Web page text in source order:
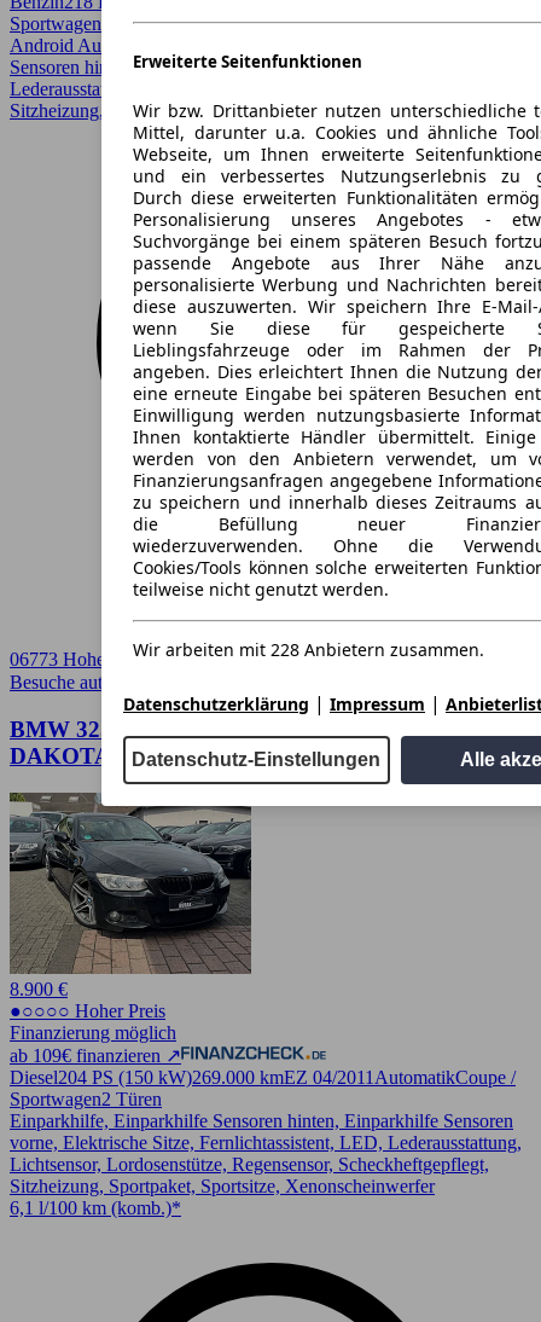
Sportwagen 2 Türen
Android Auto, Apple CarPlay, CarPlay, Einparkhilfe, Einparkhilfe
Sensoren hinten, Einparkhilfe Sensoren vorne, Elektrische Sitze,
Lederausstattung, Panoramadach, Regensensor, Schiebedach,
Sitzheizung, Sportpaket, Sportsitze, Xenonscheinwerfer
06773 Hohenlubast (Gräfenhainichen)
Besuche autoscout24.de
BMW 325 d Coupe 3.0/ M-PAKET/ LEDER
DAKOTA OYSTER
8.900 €
●○○○○ Hoher Preis
Finanzierung möglich
ab 109€ finanzieren ↗
Diesel204 PS (150 kW)269.000 kmEZ 04/2011 AutomatikCoupe /
Sportwagen2 Türen
Einparkhilfe, Einparkhilfe Sensoren hinten, Einparkhilfe Sensoren
vorne, Elektrische Sitze, Fernlichtassistent, LED, Lederausstattung,
Lichtsensor, Lordosenstütze, Regensensor, Scheckheftgepflegt,
Sitzheizung, Sportpaket, Sportsitze, Xenonscheinwerfer
6,1 l/100 km (komb.)*
Erweiterte Seitenfunktionen
Wir bzw. Drittanbieter nutzen unterschiedliche
Mittel, darunter u.a. Cookies und ähnliche
Webseite, um Ihnen erweiterte
und ein verbessertes Nutzungserlebnis zu
Durch diese erweiterten Funktionalitäten
Personalisierung unseres Angebotes -
Suchvorgänge bei einem späteren Besuch
passende Angebote aus Ihrer Nähe
personalisierte Werbung und Nachrichten
diese auszuwerten. Wir speichern Ihre E-Mail-
wenn Sie diese für gespeicherte
Lieblingsfahrzeuge oder im Rahmen der
angeben. Dies erleichtert Ihnen die Nutzung
eine erneute Eingabe bei späteren Besuchen
Einwilligung werden nutzungsbasierte
Ihnen kontaktierte Händler übermittelt. Einige
werden von den Anbietern verwendet, um
Finanzierungsanfragen angegebene
zu speichern und innerhalb dieses Zeitraums
die Befüllung neuer
wiederzuverwenden. Ohne die
Cookies/Tools können solche erweiterten
teilweise nicht genutzt werden.
Wir arbeiten mit 228 Anbietern zusammen.
Datenschutzerklärung | Impressum |
Datenschutz-Einstellungen Alle